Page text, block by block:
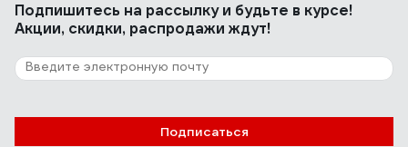
Подпишитесь на рассылкуи будьте в курсе!
Акции, скидки, распродажи ждут!
Подписаться